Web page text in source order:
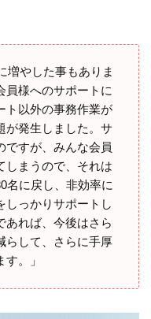
増やした事もありま
員様へのサポートに
ト以外の事務作業が
が発生しました。サ
ですが、みんな会員
しまうので、それは
名に戻し、非効率に
しっかりサポートし
あれば、今後はさら
らして、さらに手厚
。」